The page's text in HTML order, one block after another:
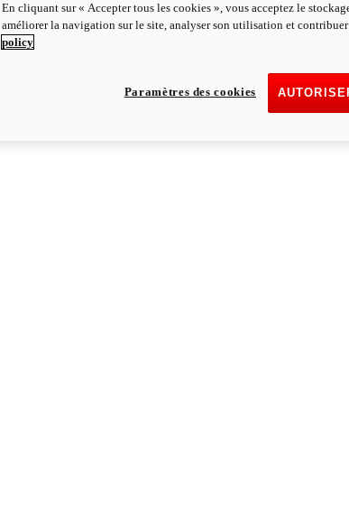
En cliquant sur « Accepter tous les cookies », vous acceptez le
améliorer la navigation sur le site, analyser son utilisation et
policy
Paramètres des cookies